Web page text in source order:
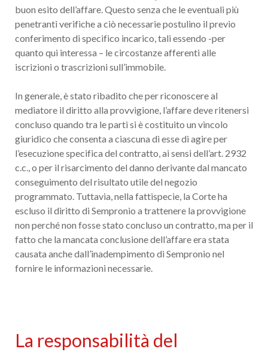
buon esito dell’affare. Questo senza che le eventuali più
penetranti verifiche a ciò necessarie postulino il previo
conferimento di specifico incarico, tali essendo -per
quanto qui interessa – le circostanze afferenti alle
iscrizioni o trascrizioni sull’immobile.
In generale, è stato ribadito che per riconoscere al
mediatore il diritto alla provvigione, l’affare deve ritenersi
concluso quando tra le parti si è costituito un vincolo
giuridico che consenta a ciascuna di esse di agire per
l’esecuzione specifica del contratto, ai sensi dell’art. 2932
c.c., o per il risarcimento del danno derivante dal mancato
conseguimento del risultato utile del negozio
programmato. Tuttavia, nella fattispecie, la Corte ha
escluso il diritto di Sempronio a trattenere la provvigione
non perché non fosse stato concluso un contratto, ma per il
fatto che la mancata conclusione dell’affare era stata
causata anche dall’inadempimento di Sempronio nel
fornire le informazioni necessarie.
La responsabilità del